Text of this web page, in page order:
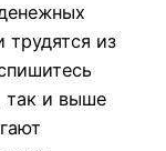
из
так и выше